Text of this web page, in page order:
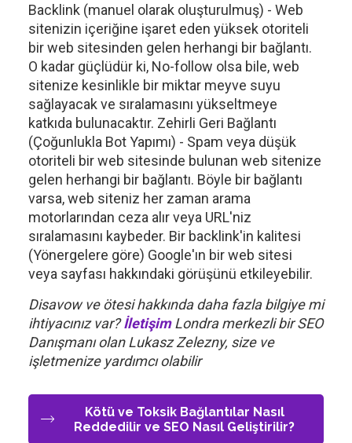
Backlink (manuel olarak oluşturulmuş) - Web
sitenizin içeriğine işaret eden yüksek otoriteli
bir web sitesinden gelen herhangi bir bağlantı.
O kadar güçlüdür ki, No-follow olsa bile, web
sitenize kesinlikle bir miktar meyve suyu
sağlayacak ve sıralamasını yükseltmeye
katkıda bulunacaktır. Zehirli Geri Bağlantı
(Çoğunlukla Bot Yapımı) - Spam veya düşük
otoriteli bir web sitesinde bulunan web sitenize
gelen herhangi bir bağlantı. Böyle bir bağlantı
varsa, web siteniz her zaman arama
motorlarından ceza alır veya URL'niz
sıralamasını kaybeder. Bir backlink'in kalitesi
(Yönergelere göre) Google'ın bir web sitesi
veya sayfası hakkındaki görüşünü etkileyebilir.
Disavow ve ötesi hakkında daha fazla bilgiye mi
ihtiyacınız var?İletişimLondra merkezli bir SEO
Danışmanı olan Lukasz Zelezny, size ve
işletmenize yardımcı olabilir
Kötü ve Toksik Bağlantılar Nasıl
Reddedilir ve SEO Nasıl Geliştirilir?